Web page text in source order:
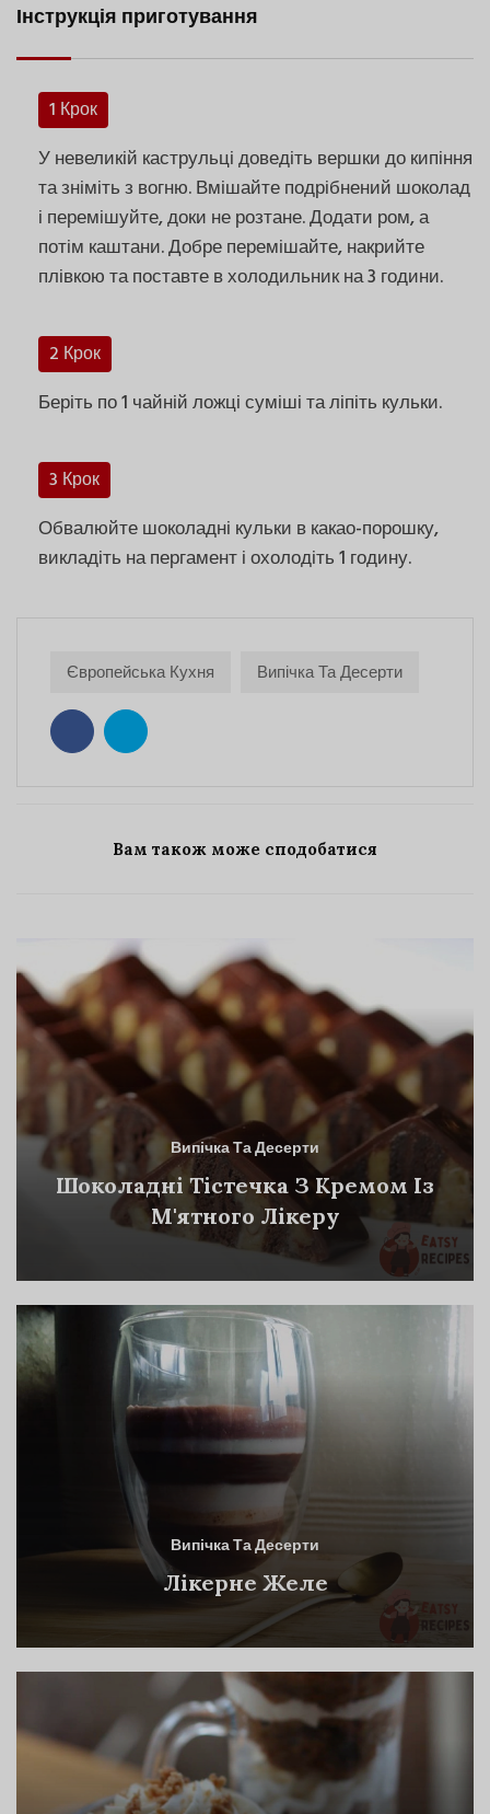
Інструкція приготування
1 Крок
У невеликій каструльці доведіть вершки до кипіння
та зніміть з вогню. Вмішайте подрібнений шоколад
і перемішуйте, доки не розтане. Додати ром, а
потім каштани. Добре перемішайте, накрийте
плівкою та поставте в холодильник на 3 години.
2 Крок
Беріть по 1 чайній ложці суміші та ліпіть кульки.
3 Крок
Обвалюйте шоколадні кульки в какао-порошку,
викладіть на пергамент і охолодіть 1 годину.
Європейська Кухня Випічка Та Десерти
Вам також може сподобатися
Випічка Та Десерти
Шоколадні Тістечка З Кремом Із
М'ятного Лікеру
Випічка Та Десерти
Лікерне Желе